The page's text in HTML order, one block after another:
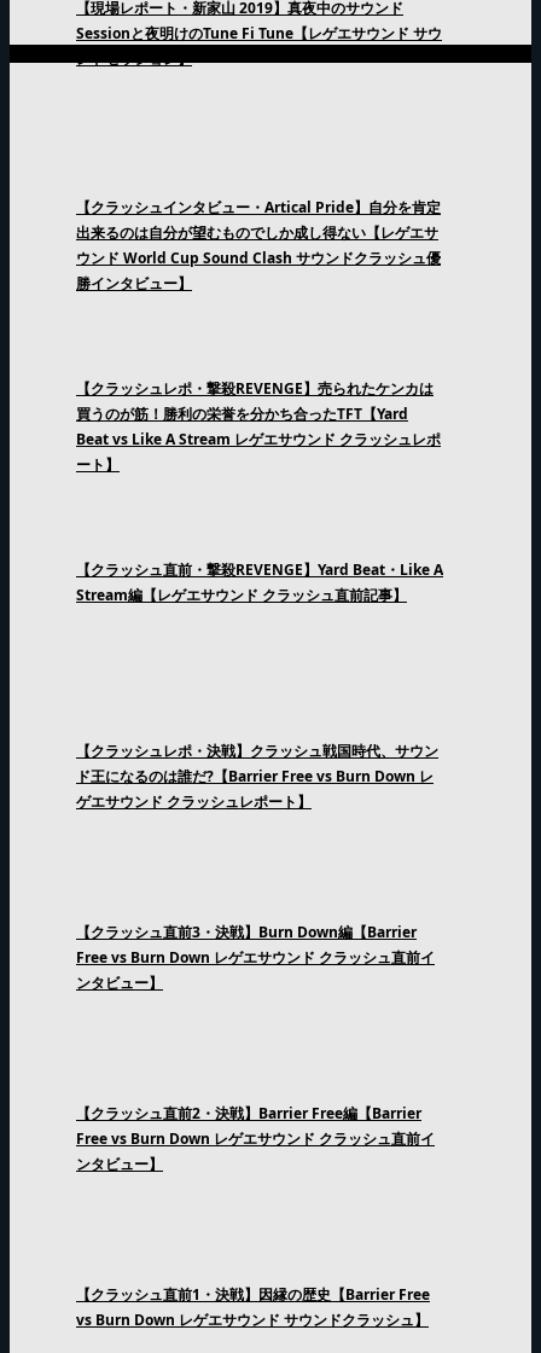
【現場レポート・新家山 2019】真夜中のサウンド
Sessionと夜明けのTune Fi Tune【レゲエサウンド サウ
ンドセッション】
【クラッシュインタビュー・Artical Pride】自分を肯定
出来るのは自分が望むものでしか成し得ない【レゲエサ
ウンド World Cup Sound Clash サウンドクラッシュ優
勝インタビュー】
【クラッシュレポ・撃殺REVENGE】売られたケンカは
買うのが筋！勝利の栄誉を分かち合ったTFT【Yard
Beat vs Like A Stream レゲエサウンド クラッシュレポ
ート】
【クラッシュ直前・撃殺REVENGE】Yard Beat・Like A
Stream編【レゲエサウンド クラッシュ直前記事】
【クラッシュレポ・決戦】クラッシュ戦国時代、サウン
ド王になるのは誰だ?【Barrier Free vs Burn Down レ
ゲエサウンド クラッシュレポート】
【クラッシュ直前3・決戦】Burn Down編【Barrier
Free vs Burn Down レゲエサウンド クラッシュ直前イ
ンタビュー】
【クラッシュ直前2・決戦】Barrier Free編【Barrier
Free vs Burn Down レゲエサウンド クラッシュ直前イ
ンタビュー】
【クラッシュ直前1・決戦】因縁の歴史【Barrier Free
vs Burn Down レゲエサウンド サウンドクラッシュ】